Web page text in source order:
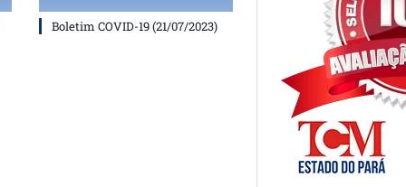
Boletim COVID-19 (21/07/2023)